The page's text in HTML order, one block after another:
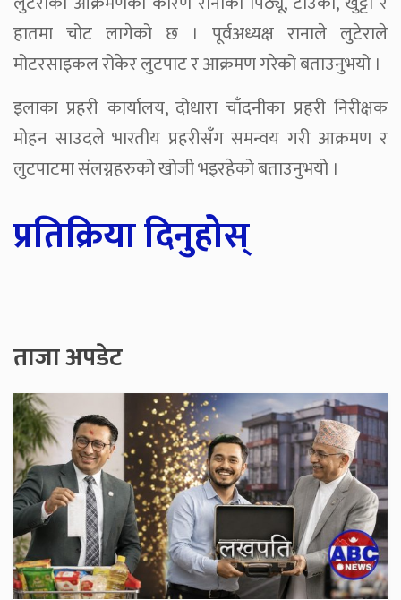
हातमा चोट लागेको छ । पूर्वअध्यक्ष रानाले लुटेराले
मोटरसाइकल रोकेर लुटपाट र आक्रमण गरेको बताउनुभयो ।
इलाका प्रहरी कार्यालय, दोधारा चाँदनीका प्रहरी निरीक्षक
मोहन साउदले भारतीय प्रहरीसँग समन्वय गरी आक्रमण र
लुटपाटमा संलग्नहरुको खोजी भइरहेको बताउनुभयो ।
प्रतिक्रिया दिनुहोस्
ताजा अपडेट